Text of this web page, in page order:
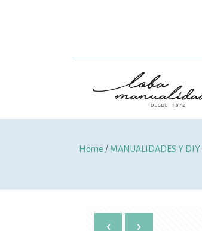
Home / MANUALIDADES Y DIY